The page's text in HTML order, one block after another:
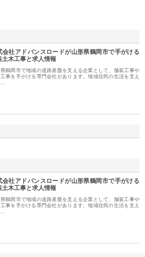
会社アドバンスロードが山形県鶴岡市で手がける
土木工事と求人情報
鶴岡市で地域の道路基盤を支える企業として、舗装工事や
事を手がける専門会社があります。地域住民の生活を支え
会社アドバンスロードが山形県鶴岡市で手がける
土木工事と求人情報
鶴岡市で地域の道路基盤を支える企業として、舗装工事や
事を手がける専門会社があります。地域住民の生活を支え